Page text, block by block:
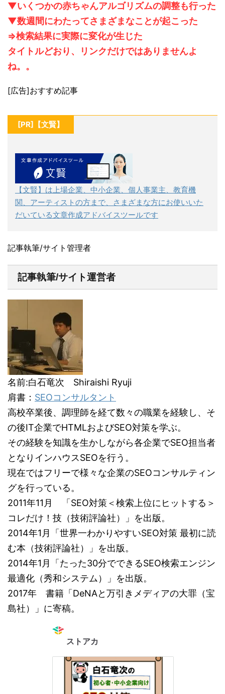
▼いくつかの赤ちゃんアルゴリズムの調整も行った
▼数週間にわたってさまざまなことが起こった
⇒検索結果に実際に変化が生じた
タイトルどおり、リンクだけではありませんよ
ね。。
[広告]おすすめ記事
[PR]【文賢】
【文賢】は上場企業、中小企業、個人事業主、教育機
関、アーティストの方まで、さまざまな方にお使いいた
だいている文章作成アドバイスツールです
記事執筆/サイト管理者
記事執筆/サイト運営者
名前:白石竜次 Shiraishi Ryuji
肩書： SEOコンサルタント
高校卒業後、調理師を経て数々の職業を経験し、そ
の後IT企業でHTMLおよびSEO対策を学ぶ。
その経験を知識を生かしながら各企業でSEO担当者
となりインハウスSEOを行う。
現在ではフリーで様々な企業のSEOコンサルティン
グを行っている。
2011年11月 「SEO対策＜検索上位にヒットする＞
コレだけ！技（技術評論社）」を出版。
2014年1月「世界一わかりやすいSEO対策 最初に読
む本（技術評論社）」を出版。
2014年1月「たった30分でできるSEO検索エンジン
最適化（秀和システム）」を出版。
2017年 書籍「DeNAと万引きメディアの大罪（宝
島社）」に寄稿。
ストアカ